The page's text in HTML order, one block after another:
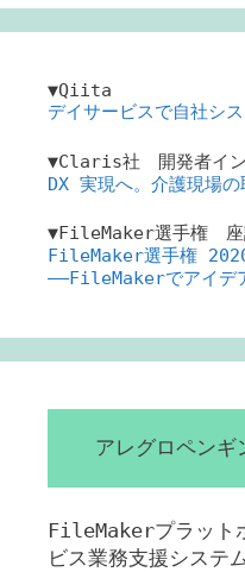
▼Qiita
デイサービスで自社シ
▼Claris社 開発者イン
DX 実現へ。介護現場の
▼FileMaker選手権 座
FileMaker選手権
――FileMakerでアイデ
アレグロペンギ
FileMakerプラット
ビス業務支援シス